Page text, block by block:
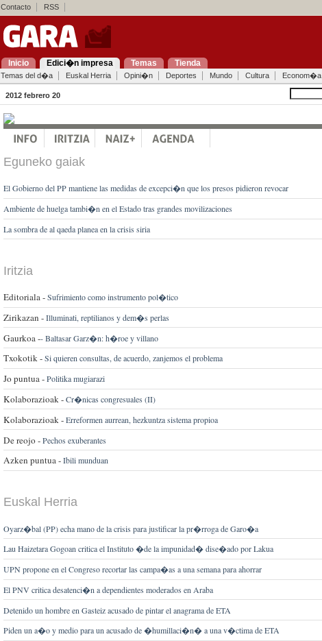
Contacto RSS
Inicio Edici�n impresa Temas Tienda
Temas del d�a Euskal Herria Opini�n Deportes Mundo Cultura Econom�a
2012 febrero 20
Eguneko gaiak
El Gobierno del PP mantiene las medidas de excepci�n que los presos pidieron revocar
Ambiente de huelga tambi�n en el Estado tras grandes movilizaciones
La sombra de al qaeda planea en la crisis siria
Iritzia
Editoriala -Sufrimiento como instrumento pol�tico
Zirikazan -Illuminati, reptilianos y dem�s perlas
Gaurkoa --Baltasar Garz�n: h�roe y villano
Txokotik -Si quieren consultas, de acuerdo, zanjemos el problema
Jo puntua -Politika mugiarazi
Kolaborazioak -Cr�nicas congresuales (II)
Kolaborazioak -Erreformen aurrean, hezkuntza sistema propioa
De reojo -Pechos exuberantes
Azken puntua -Ibili munduan
Euskal Herria
Oyarz�bal (PP) echa mano de la crisis para justificar la pr�rroga de Garo�a
Lau Haizetara Gogoan critica el Instituto �de la impunidad� dise�ado por Lakua
UPN propone en el Congreso recortar las campa�as a una semana para ahorrar
El PNV critica desatenci�n a dependientes moderados en Araba
Detenido un hombre en Gasteiz acusado de pintar el anagrama de ETA
Piden un a�o y medio para un acusado de �humillaci�n� a una v�ctima de ETA